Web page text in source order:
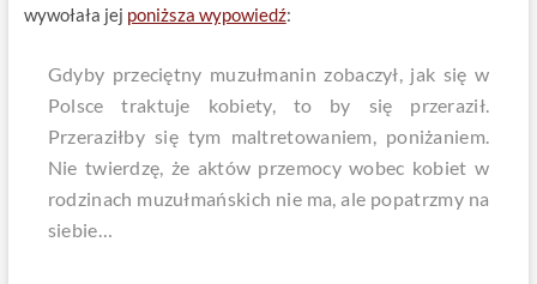
wywołała jej poniższa wypowiedź:
Gdyby przeciętny muzułmanin zobaczył, jak się w
Polsce traktuje kobiety, to by się przeraził.
Przeraziłby się tym maltretowaniem, poniżaniem.
Nie twierdzę, że aktów przemocy wobec kobiet w
rodzinach muzułmańskich nie ma, ale popatrzmy na
siebie…